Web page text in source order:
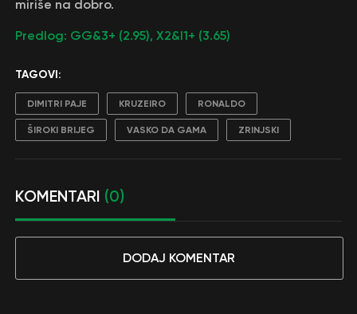
miriše na dobro.
Predlog: GG&3+ (2.95), X2&I1+ (3.65)
TAGOVI:
DIMITRI PAJE KRUZEIRO RONALDO
ŠIROKI BRIJEG VASKO DA GAMA ZRINJSKI
KOMENTARI (0)
DODAJ KOMENTAR